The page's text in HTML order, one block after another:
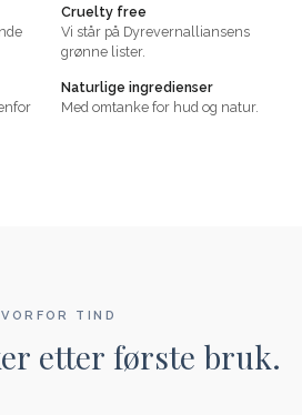
Cruelty free
Vi står på Dyrevernalliansens
grønne lister.
Naturlige ingredienser
Med omtanke for hud og natur.
TIND
etter første bruk.